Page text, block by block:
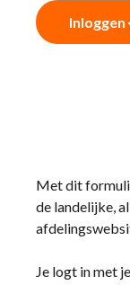
Inloggen
Met dit
de landelijke,
Je logt in met